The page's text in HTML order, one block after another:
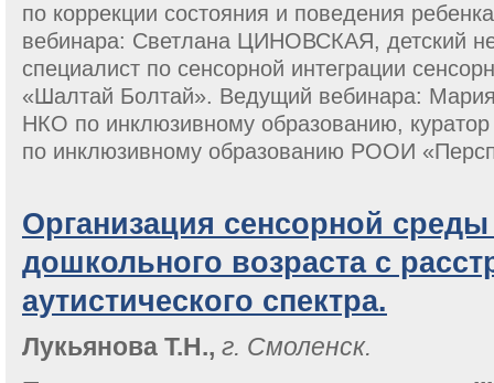
по коррекции состояния и поведения
вебинара: Светлана ЦИНОВСКАЯ, детский
специалист по сенсорной интеграции
«Шалтай Болтай». Ведущий вебинара:
НКО по инклюзивному образованию,
по инклюзивному образованию РООИ
Организация сенсорной
дошкольного возраста с
аутистического спектра.
Лукьянова Т.Н., г. Смоленск.